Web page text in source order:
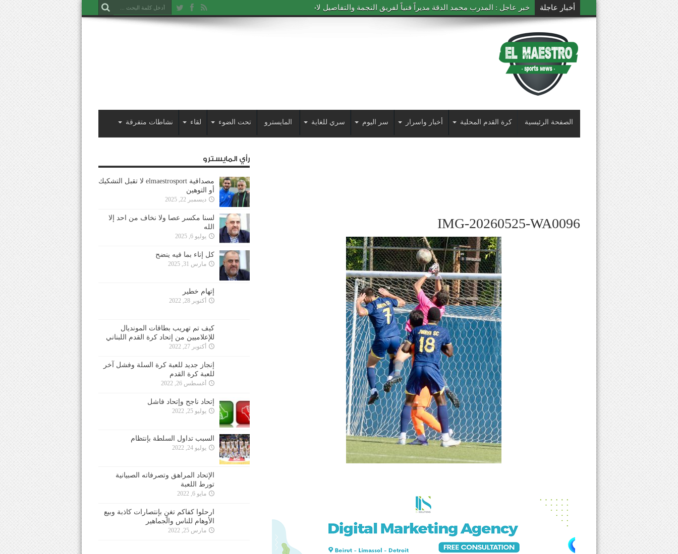
أخبار عاجلة خبر عاجل : المدرب محمد الدقة مديراً فنياً لفريق النجمة والتفاصيل لاحقاً
الصفحة الرئيسية كرة القدم المحلية أخبار واسرار سر اليوم سري للغاية المايسترو تحت الضوء لقاء نشاطات متفرقة
IMG-20260525-WA0096
رأي المايسترو
مصداقية elmaestrosport لا تقبل التشكيك
أو التوهين
ديسمبر 22, 2025
لسنا مكسر عصا ولا نخاف من احد إلا
الله
يوليو 6, 2025
كل إناء بما فيه ينضح
مارس 31, 2025
إتهام خطير
أكتوبر 28, 2022
كيف تم تهريب بطاقات المونديال
للإعلاميين من إتحاد كرة القدم اللبناني
أكتوبر 27, 2022
إنجاز جديد للعبة كرة السلة وفشل آخر
للعبة كرة القدم
أغسطس 26, 2022
إتحاد ناجح وإتحاد فاشل
يوليو 25, 2022
السبب تداول السلطة بإنتظام
يوليو 24, 2022
الإتحاد المراهق وتصرفاته الصبيانية
تورط اللعبة
مايو 6, 2022
ارحلوا كفاكم تغنٍ بإنتصارات كاذبة وبيع
الأوهام للناس والجماهير
مارس 25, 2022